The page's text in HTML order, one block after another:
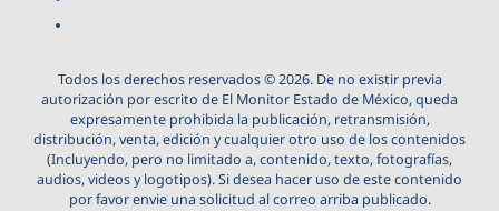
Todos los derechos reservados © 2026. De no existir previa
autorización por escrito de El Monitor Estado de México, queda
expresamente prohibida la publicación, retransmisión,
distribución, venta, edición y cualquier otro uso de los contenidos
(Incluyendo, pero no limitado a, contenido, texto, fotografías,
audios, videos y logotipos). Si desea hacer uso de este contenido
por favor envie una solicitud al correo arriba publicado.